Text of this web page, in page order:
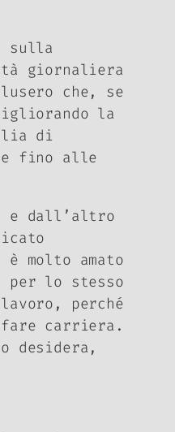
sulla
giornaliera
che, se
la
di
fino alle
e dall’altro
molto amato
per lo stesso
perché
fare carriera.
desidera,